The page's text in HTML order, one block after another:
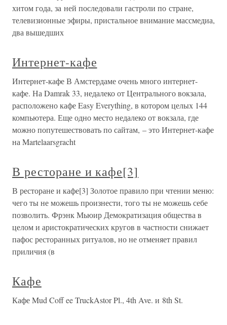
хитом года, за ней последовали гастроли по стране,
телевизионные эфиры, пристальное внимание массмедиа,
два вышедших
Интернет-кафе
Интернет-кафе В Амстердаме очень много интернет-
кафе. На Damrak 33, недалеко от Центрального вокзала,
расположено кафе Easy Everything, в котором целых 144
компьютера. Еще одно место недалеко от вокзала, где
можно попутешествовать по сайтам, – это Интернет-кафе
на Martelaarsgracht
В ресторане и кафе[3]
В ресторане и кафе[3] Золотое правило при чтении меню:
чего ты не можешь произнести, того ты не можешь себе
позволить. Фрэнк Мьюир Демократизация общества в
целом и аристократических кругов в частности снижает
пафос ресторанных ритуалов, но не отменяет правил
приличия (в
Кафе
Кафе Mud Coff ee TruckAstor Pl., 4th Ave. и 8th St.